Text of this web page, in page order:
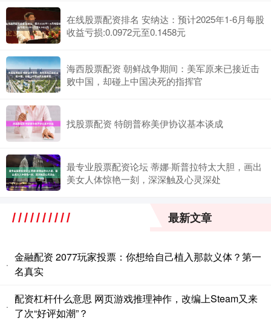
在线股票配资排名 安纳达：预计2025年1-6月每股
收益亏损:0.0972元至0.1458元
海西股票配资 朝鲜战争期间：美军原来已接近击
败中国，却碰上中国决死的指挥官
找股票配资 特朗普称美伊协议基本谈成
最专业股票配资论坛 蒂娜·斯普拉特太大胆，画出
美女人体惊艳一刻，深深触及心灵深处
最新文章
·
金融配资 2077玩家投票：你想给自己植入那款义体？第一
名真实
·
配资杠杆什么意思 网页游戏推理神作，改编上Steam又来
了次“好评如潮”？